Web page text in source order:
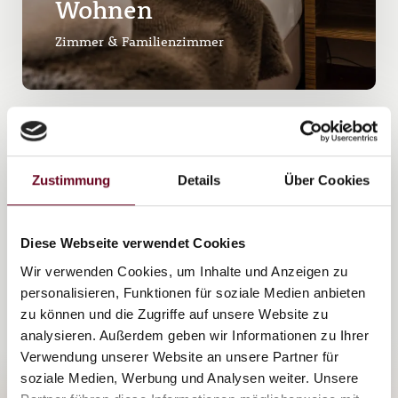
Zustimmung Details Über Cookies
Diese Webseite verwendet Cookies
Wir verwenden Cookies, um Inhalte und Anzeigen zu
personalisieren, Funktionen für soziale Medien anbieten
zu können und die Zugriffe auf unsere Website zu
analysieren. Außerdem geben wir Informationen zu Ihrer
Verwendung unserer Website an unsere Partner für
soziale Medien, Werbung und Analysen weiter. Unsere
Wohnen
Zimmer & Familienzimmer
IN ALTENMARKT-ZAUCHENSEE